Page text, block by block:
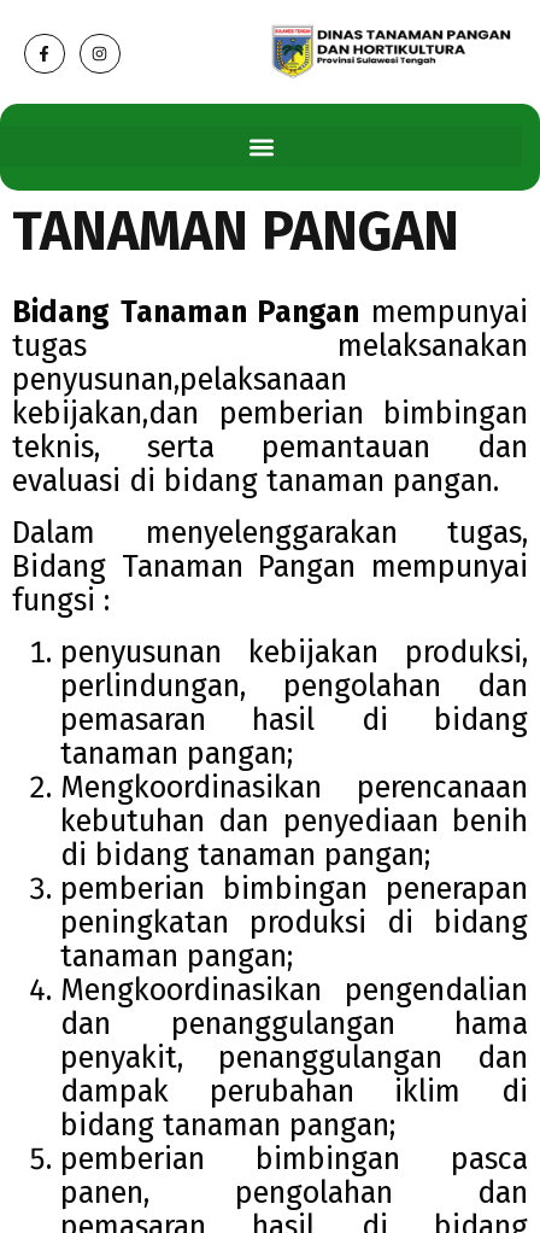
TANAMAN PANGAN
Bidang Tanaman Pangan mempunyai
tugas melaksanakan
penyusunan,pelaksanaan
kebijakan,dan pemberian bimbingan
teknis, serta pemantauan dan
evaluasi di bidang tanaman pangan.
Dalam menyelenggarakan tugas,
Bidang Tanaman Pangan mempunyai
fungsi :
penyusunan kebijakan produksi,
perlindungan, pengolahan dan
pemasaran hasil di bidang
tanaman pangan;
Mengkoordinasikan perencanaan
kebutuhan dan penyediaan benih
di bidang tanaman pangan;
pemberian bimbingan penerapan
peningkatan produksi di bidang
tanaman pangan;
Mengkoordinasikan pengendalian
dan penanggulangan hama
penyakit, penanggulangan dan
dampak perubahan iklim di
bidang tanaman pangan;
pemberian bimbingan pasca
panen, pengolahan dan